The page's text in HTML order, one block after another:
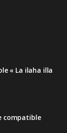
« La ilaha illa
compatible